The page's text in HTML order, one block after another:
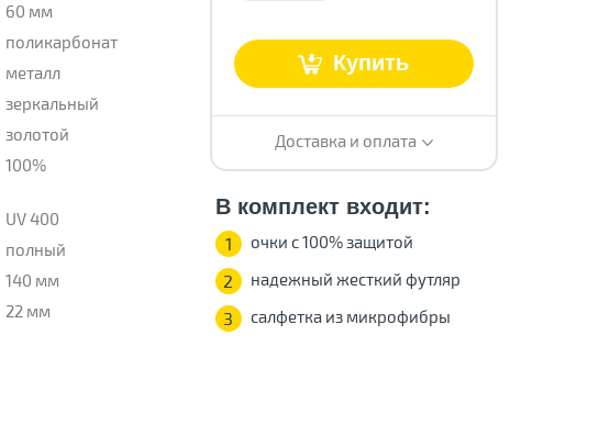
60 мм
поликарбонат
металл
зеркальный
золотой
100%
UV 400
полный
140 мм
22 мм
Купить
Доставка и оплата
В комплект входит:
1 очки с 100% защитой
2 надежный жесткий футляр
3 салфетка из микрофибры